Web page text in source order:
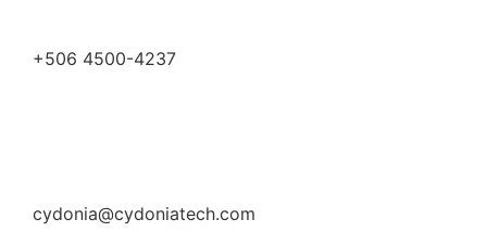
+506 4500-4237
cydonia@cydoniatech.com